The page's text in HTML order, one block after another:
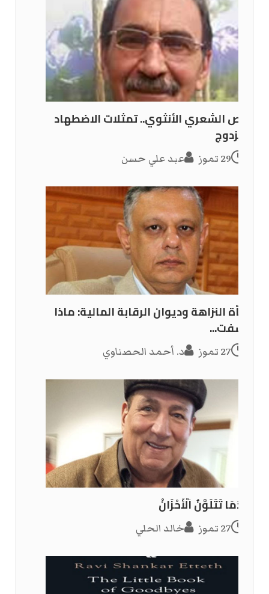
النص الشعري الأنثوي.. تمثلات الاضطهاد
المزدوج
29 تموز عبد علي حسن
هيأة النزاهة وديوان الرقابة المالية: ماذا
كشفت...
27 تموز د. أحمد الحصناوي
عِنْدَمَا تَتَلَوَّنُ اَلْأَحْزَانْ
27 تموز خالد الحلي